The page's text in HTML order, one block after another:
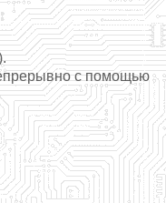
с помощью